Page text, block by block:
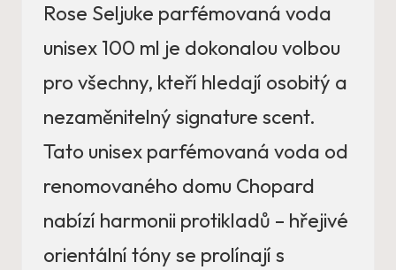
Rose Seljuke parfémovaná voda
unisex 100 ml je dokonalou volbou
pro všechny, kteří hledají osobitý a
nezaměnitelný signature scent.
Tato unisex parfémovaná voda od
renomovaného domu Chopard
nabízí harmonii protikladů – hřejivé
orientální tóny se prolínají s